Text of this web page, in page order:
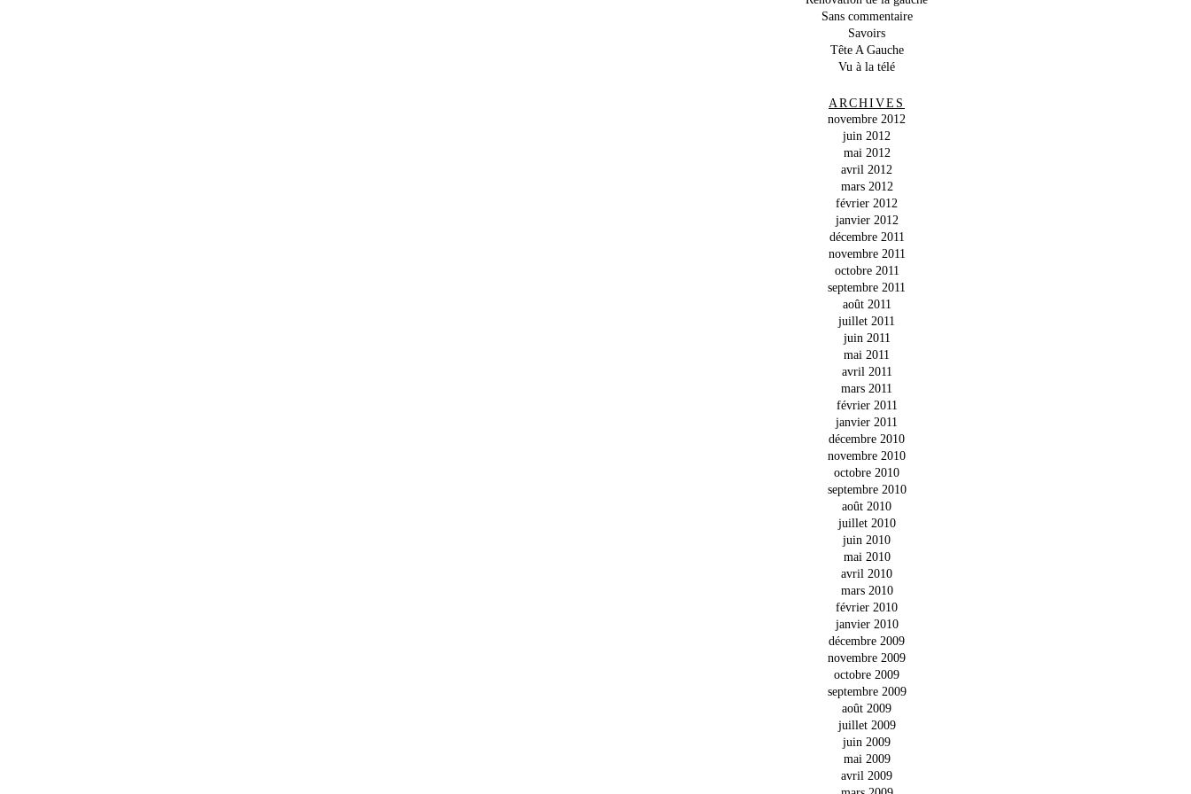
Sans commentaire
Savoirs
Tête A Gauche
Vu à la télé
ARCHIVES
novembre 2012
juin 2012
mai 2012
avril 2012
mars 2012
février 2012
janvier 2012
décembre 2011
novembre 2011
octobre 2011
septembre 2011
août 2011
juillet 2011
juin 2011
mai 2011
avril 2011
mars 2011
février 2011
janvier 2011
décembre 2010
novembre 2010
octobre 2010
septembre 2010
août 2010
juillet 2010
juin 2010
mai 2010
avril 2010
mars 2010
février 2010
janvier 2010
décembre 2009
novembre 2009
octobre 2009
septembre 2009
août 2009
juillet 2009
juin 2009
mai 2009
avril 2009